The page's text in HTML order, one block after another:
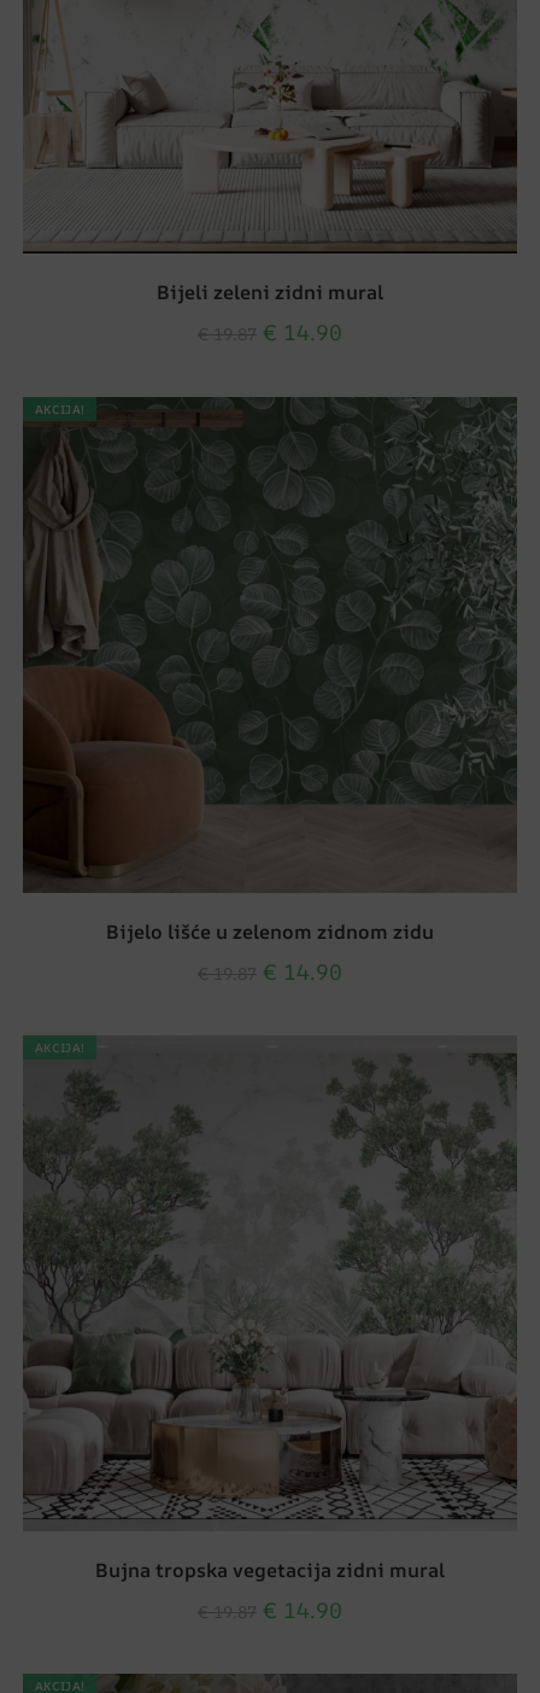
Bijeli zeleni zidni mural
€ 14.90
AKCIJA!
Bijelo lišće u zelenom zidnom zidu
€ 14.90
AKCIJA!
Bujna tropska vegetacija zidni mural
€ 14.90
AKCIJA!